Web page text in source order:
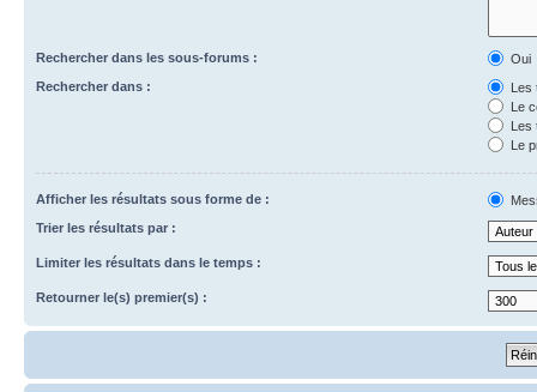
Rechercher dans les sous-forums :
Oui
Rechercher dans :
Les
Le
Les
Le
Afficher les résultats sous forme de :
Trier les résultats par :
Limiter les résultats dans le temps :
Retourner le(s) premier(s) :